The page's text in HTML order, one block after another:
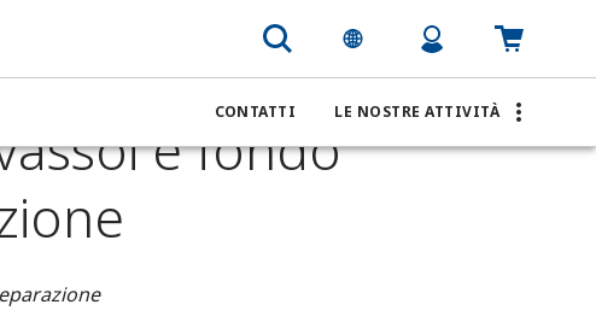
CONTATTI LE NOSTRE ATTIVITÀ
e fondo delle colonne di distillazione
e fondo